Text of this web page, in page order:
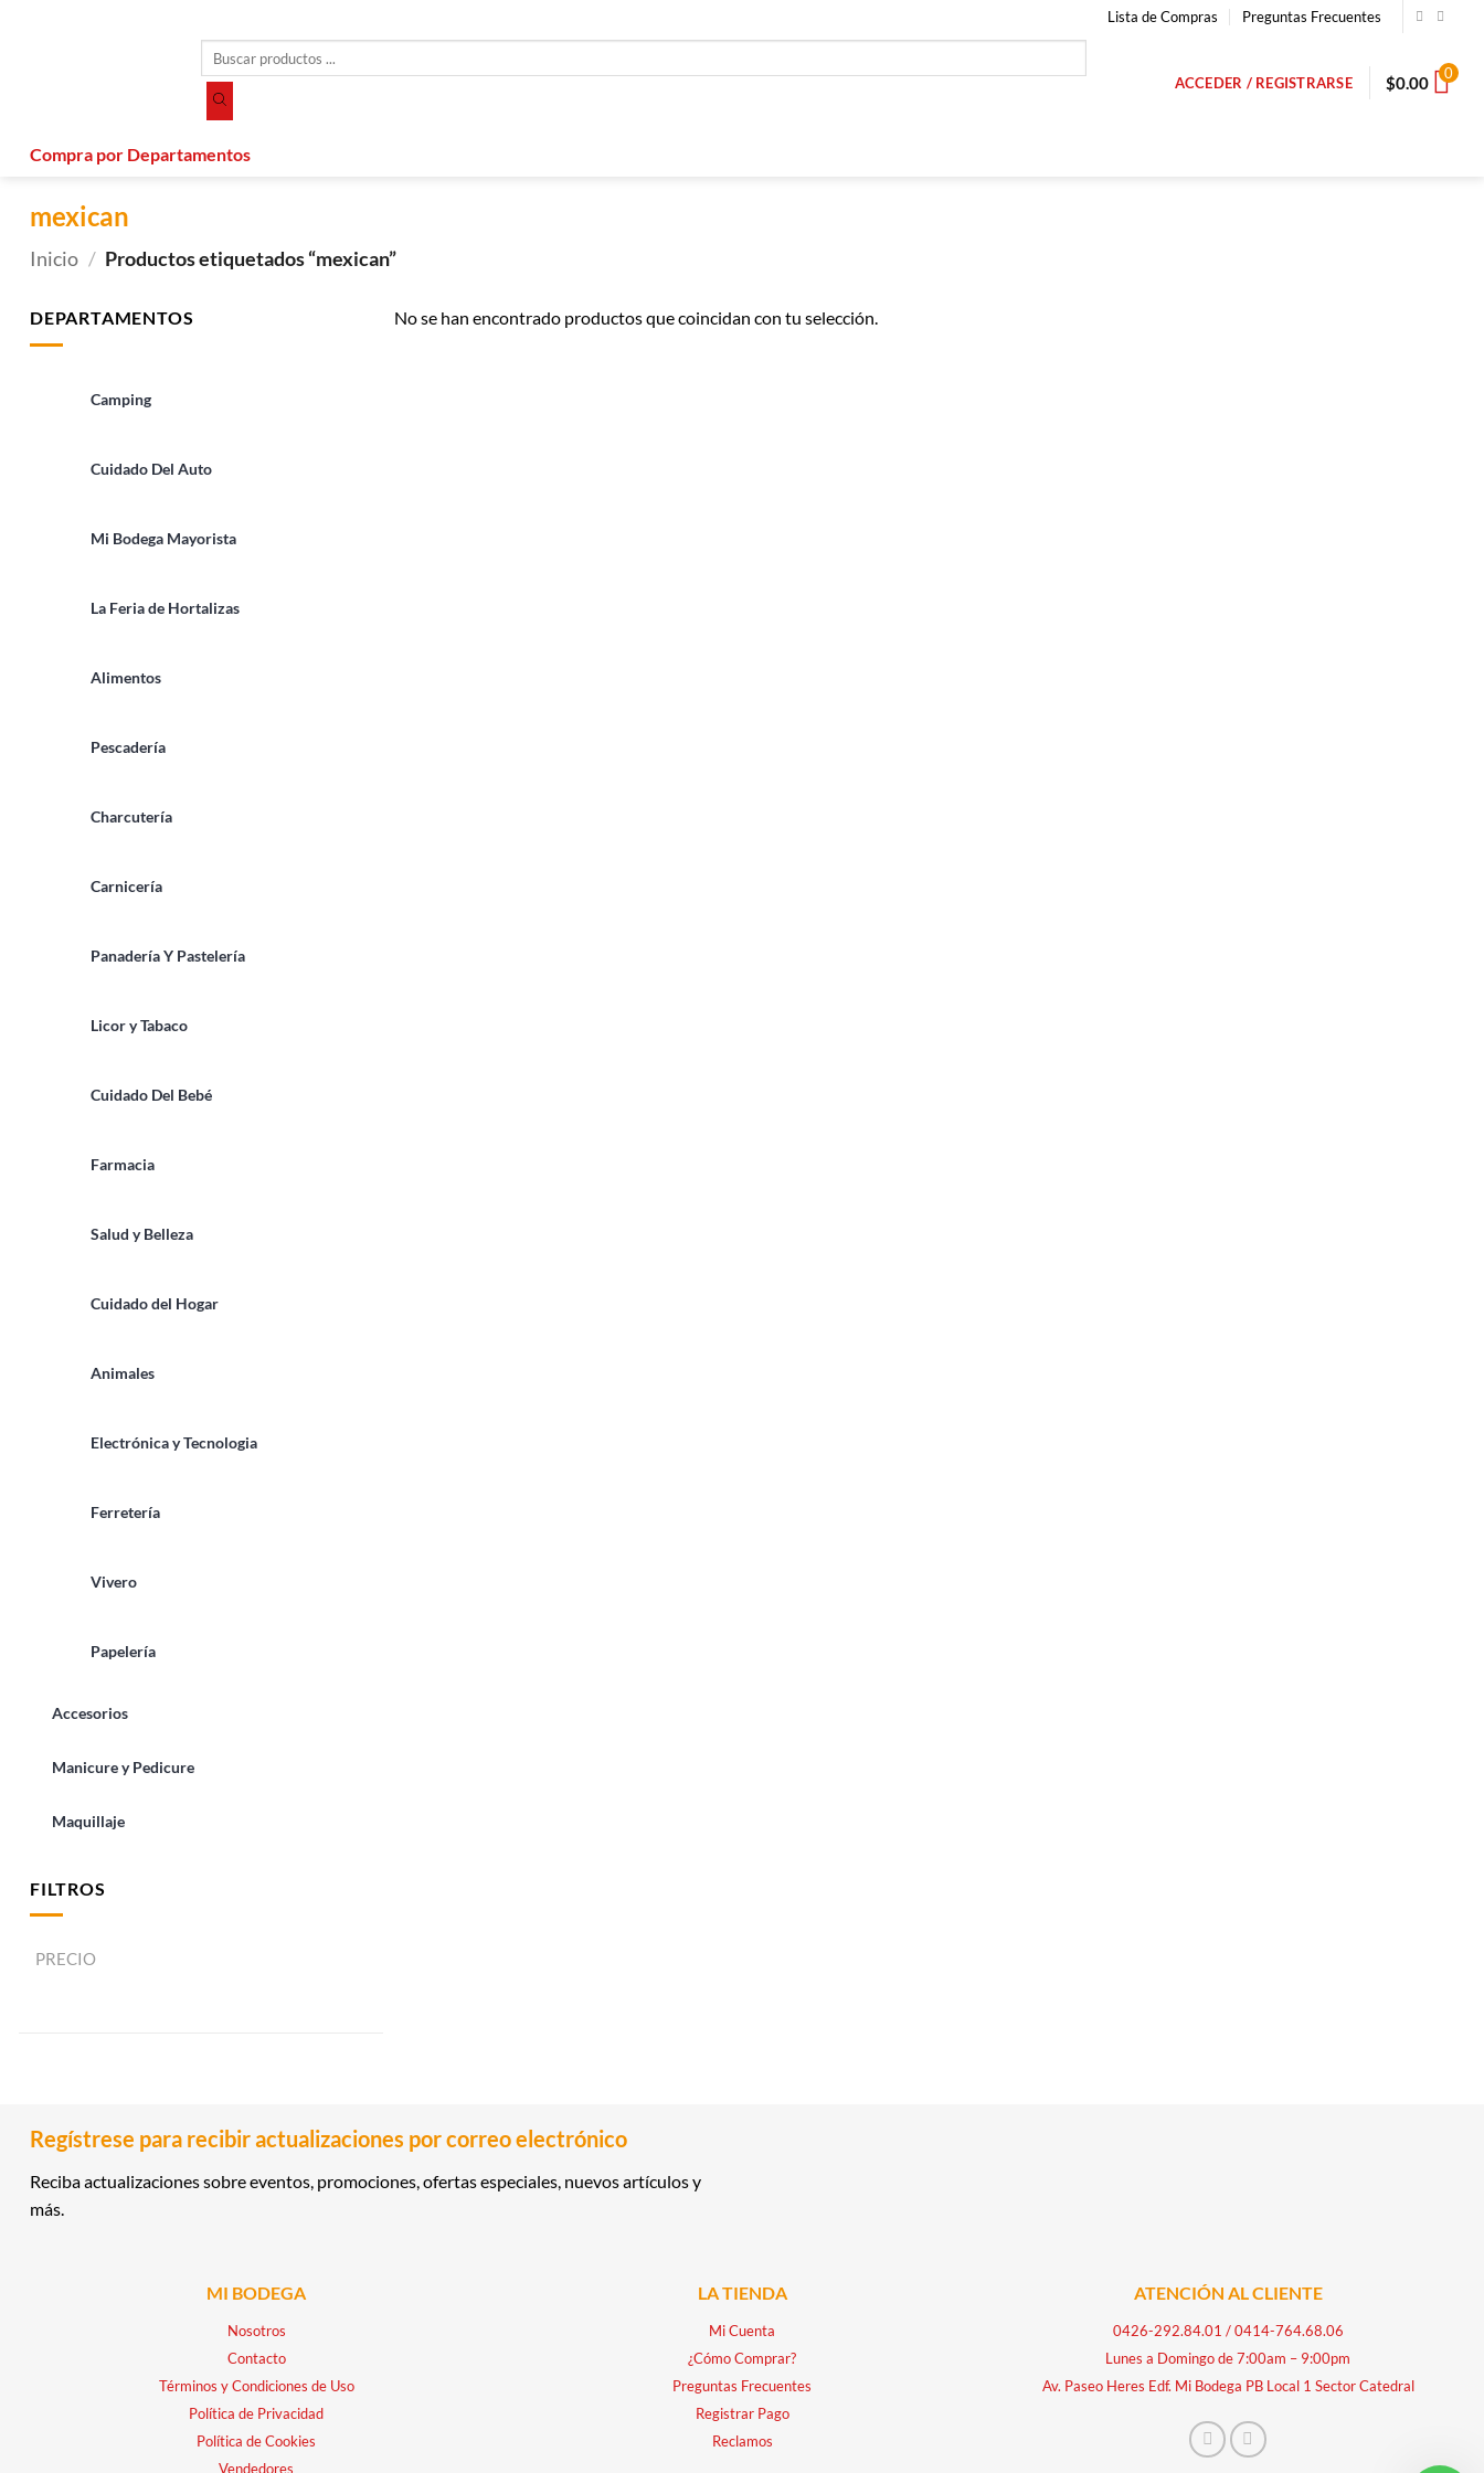
Lista de Compras Preguntas Frecuentes
productos
ACCEDER / REGISTRARSE $0.00 0
Compra por Departamentos
mexican
Inicio / Productos etiquetados “mexican”
DEPARTAMENTOS
Camping
Cuidado Del Auto
Mi Bodega Mayorista
La Feria de Hortalizas
Alimentos
Pescadería
Charcutería
Carnicería
Panadería Y Pastelería
Licor y Tabaco
Cuidado Del Bebé
Farmacia
Salud y Belleza
Cuidado del Hogar
Animales
Electrónica y Tecnologia
Ferretería
Vivero
Papelería
Accesorios
Manicure y Pedicure
Maquillaje
FILTROS
PRECIO
No se han encontrado productos que coincidan con tu selección.
Regístrese para recibir actualizaciones por correo electrónico
Reciba actualizaciones sobre eventos, promociones, ofertas especiales, nuevos artículos y
más.
MI BODEGA
Nosotros
Contacto
Términos y Condiciones de Uso
Política de Privacidad
Política de Cookies
Vendedores
LA TIENDA
Mi Cuenta
¿Cómo Comprar?
Preguntas Frecuentes
Registrar Pago
Reclamos
ATENCIÓN AL CLIENTE
0426-292.84.01 /0414-764.68.06
Lunes a Domingo de 7:00am – 9:00pm
Av. Paseo Heres Edf. Mi Bodega PB Local 1 Sector Catedral